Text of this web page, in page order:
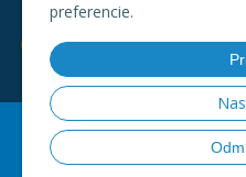
preferencie.
© 2026
connectorby